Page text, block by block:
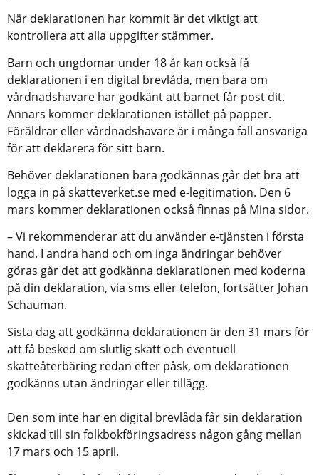
När deklarationen har kommit är det viktigt att
kontrollera att alla uppgifter stämmer.
Barn och ungdomar under 18 år kan också få
deklarationen i en digital brevlåda, men bara om
vårdnadshavare har godkänt att barnet får post dit.
Annars kommer deklarationen istället på papper.
Föräldrar eller vårdnadshavare är i många fall ansvariga
för att deklarera för sitt barn.
Behöver deklarationen bara godkännas går det bra att
logga in på skatteverket.se med e-legitimation. Den 6
mars kommer deklarationen också finnas på Mina sidor.
– Vi rekommenderar att du använder e-tjänsten i första
hand. I andra hand och om inga ändringar behöver
göras går det att godkänna deklarationen med koderna
på din deklaration, via sms eller telefon, fortsätter Johan
Schauman.
Sista dag att godkänna deklarationen är den 31 mars för
att få besked om slutlig skatt och eventuell
skatteåterbäring redan efter påsk, om deklarationen
godkänns utan ändringar eller tillägg.
Den som inte har en digital brevlåda får sin deklaration
skickad till sin folkbokföringsadress någon gång mellan
17 mars och 15 april.